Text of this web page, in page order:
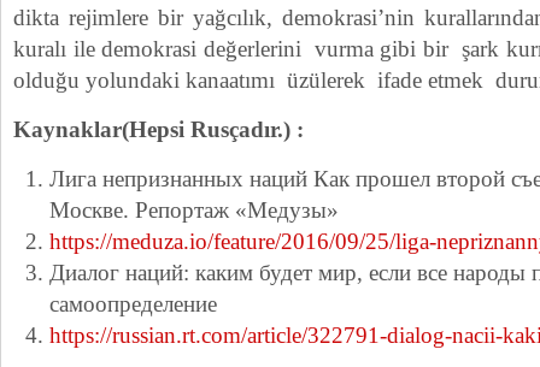
dikta rejimlere bir yağcılık, demokrasi’nin
kuralı ile demokrasi değerlerini vurma gibi bir şark
olduğu yolundaki kanaatımı üzülerek ifade etmek
Kaynaklar(Hepsi Rusçadır.) :
Лига непризнанных наций Как прошел второй
Москве. Репортаж «Медузы»
https://meduza.io/feature/2016/09/25/liga-
Диалог наций: каким будет мир, если все народы
самоопределение
https://russian.rt.com/article/322791-dialog-nacii-